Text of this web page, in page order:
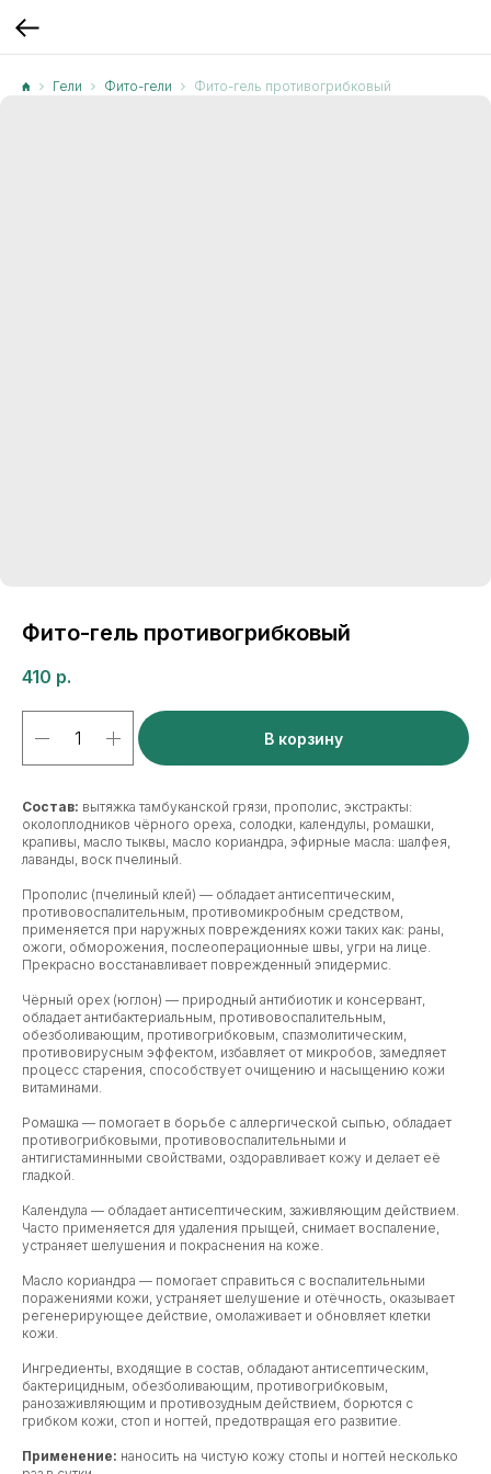
Гели Фито-гели Фито-гель противогрибковый
Фито-гель противогрибковый
410 р.
В корзину
Состав: вытяжка тамбуканской грязи, прополис, экстракты:
околоплодников чёрного ореха, солодки, календулы, ромашки,
крапивы, масло тыквы, масло кориандра, эфирные масла: шалфея,
лаванды, воск пчелиный.
Прополис (пчелиный клей) — обладает антисептическим,
противовоспалительным, противомикробным средством,
применяется при наружных повреждениях кожи таких как: раны,
ожоги, обморожения, послеоперационные швы, угри на лице.
Прекрасно восстанавливает поврежденный эпидермис.
Чёрный орех (юглон) — природный антибиотик и консервант,
обладает антибактериальным, противовоспалительным,
обезболивающим, противогрибковым, спазмолитическим,
противовирусным эффектом, избавляет от микробов, замедляет
процесс старения, способствует очищению и насыщению кожи
витаминами.
Ромашка — помогает в борьбе с аллергической сыпью, обладает
противогрибковыми, противовоспалительными и
антигистаминными свойствами, оздоравливает кожу и делает её
гладкой.
Календула — обладает антисептическим, заживляющим действием.
Часто применяется для удаления прыщей, снимает воспаление,
устраняет шелушения и покраснения на коже.
Масло кориандра — помогает справиться с воспалительными
поражениями кожи, устраняет шелушение и отёчность, оказывает
регенерирующее действие, омолаживает и обновляет клетки
кожи.
Ингредиенты, входящие в состав, обладают антисептическим,
бактерицидным, обезболивающим, противогрибковым,
ранозаживляющим и противозудным действием, борются с
грибком кожи, стоп и ногтей, предотвращая его развитие.
Применение: наносить на чистую кожу стопы и ногтей несколько